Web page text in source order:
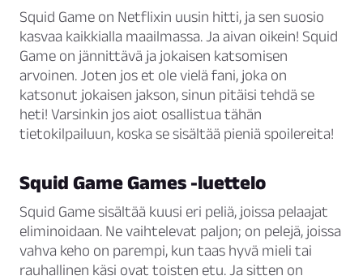
Squid Game on Netflixin uusin hitti, ja sen suosio
kasvaa kaikkialla maailmassa. Ja aivan oikein! Squid
Game on jännittävä ja jokaisen katsomisen
arvoinen. Joten jos et ole vielä fani, joka on
katsonut jokaisen jakson, sinun pitäisi tehdä se
heti! Varsinkin jos aiot osallistua tähän
tietokilpailuun, koska se sisältää pieniä spoilereita!
Squid Game Games -luettelo
Squid Game sisältää kuusi eri peliä, joissa pelaajat
eliminoidaan. Ne vaihtelevat paljon; on pelejä, joissa
vahva keho on parempi, kun taas hyvä mieli tai
rauhallinen käsi ovat toisten etu. Ja sitten on